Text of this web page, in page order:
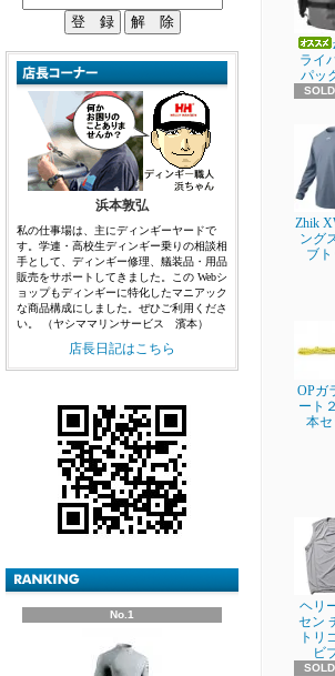
浜本敦弘
私の仕事場は、主にディンギーヤードで
す。学連・高校生ディンギー乗りの相談相
手として、ディンギー修理、艤装品・用品
販売をサポートしてきました。この Webシ
ョップもディンギーに特化したマニアック
な商品構成にしました。ぜひご利用くださ
い。 （ヤシママリンサービス 濱本）
店長日記はこちら
No.1
ライ
パッ
Zhik
ング
ブ
OPガ
ート
本セ
ヘリ
セン
トリ
ビ